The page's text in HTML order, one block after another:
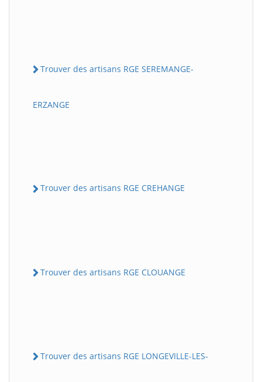
Trouver des artisans RGE SEREMANGE-
ERZANGE
Trouver des artisans RGE CREHANGE
Trouver des artisans RGE CLOUANGE
Trouver des artisans RGE LONGEVILLE-LES-